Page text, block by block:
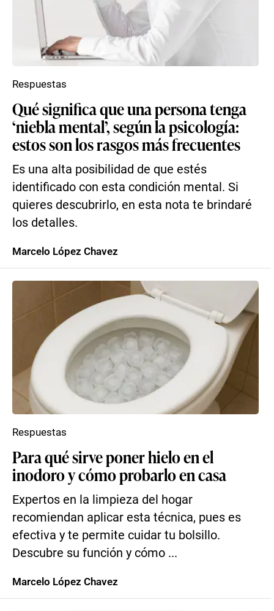
Qué significa que una persona tenga
‘niebla mental’, según la psicología:
estos son los rasgos más frecuentes
Es una alta posibilidad de que estés
identificado con esta condición mental. Si
quieres descubrirlo, en esta nota te brindaré
los detalles.
Respuestas
Marcelo López Chavez
Para qué sirve poner hielo en el
inodoro y cómo probarlo en casa
Expertos en la limpieza del hogar
recomiendan aplicar esta técnica, pues es
efectiva y te permite cuidar tu bolsillo.
Descubre su función y cómo ...
Respuestas
Marcelo López Chavez